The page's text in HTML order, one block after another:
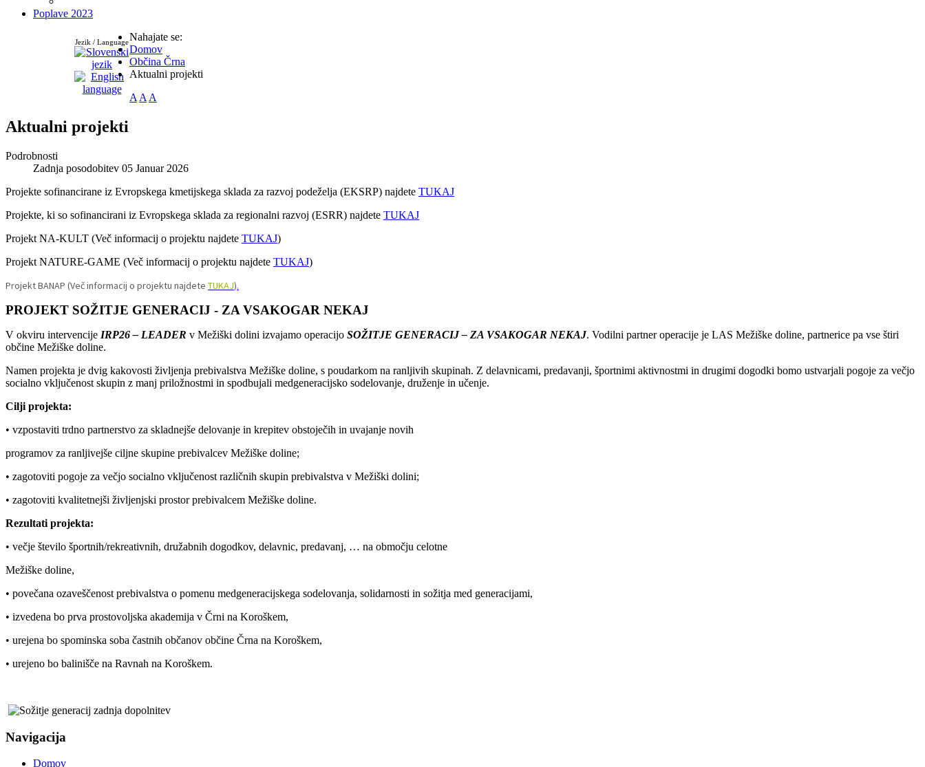
Poplave 2023
Jezik / LanguageNahajate se:
Domov
Občina Črna
Aktualni projekti
A A A
Aktualni projekti
Podrobnosti
Zadnja posodobitev 05 Januar 2026
Projekte sofinancirane iz Evropskega kmetijskega sklada za razvoj podeželja (EKSRP) najdete TUKAJ
Projekte, ki so sofinancirani iz Evropskega sklada za regionalni razvoj (ESRR) najdete TUKAJ
Projekt NA-KULT (Več informacij o projektu najdete TUKAJ)
Projekt NATURE-GAME (Več informacij o projektu najdete TUKAJ)
Projekt BANAP (Več informacij o projektu najdete TUKAJ).
PROJEKT SOŽITJE GENERACIJ - ZA VSAKOGAR NEKAJ
V okviru intervencije IRP26 – LEADER v Mežiški dolini izvajamo operacijo SOŽITJE GENERACIJ – ZA VSAKOGAR NEKAJ. Vodilni partner operacije je LAS Mežiške doline, partnerice pa vse štiri
občine Mežiške doline.
Namen projekta je dvig kakovosti življenja prebivalstva Mežiške doline, s poudarkom na ranljivih skupinah. Z delavnicami, predavanji, športnimi aktivnostmi in drugimi dogodki bomo ustvarjali pogoje za večjo
socialno vključenost skupin z manj priložnostmi in spodbujali medgeneracijsko sodelovanje, druženje in učenje.
Cilji projekta:
• vzpostaviti trdno partnerstvo za skladnejše delovanje in krepitev obstoječih in uvajanje novih
programov za ranljivejše ciljne skupine prebivalcev Mežiške doline;
• zagotoviti pogoje za večjo socialno vključenost različnih skupin prebivalstva v Mežiški dolini;
• zagotoviti kvalitetnejši življenjski prostor prebivalcem Mežiške doline.
Rezultati projekta:
• večje število športnih/rekreativnih, družabnih dogodkov, delavnic, predavanj, … na območju celotne
Mežiške doline,
• povečana ozaveščenost prebivalstva o pomenu medgeneracijskega sodelovanja, solidarnosti in sožitja med generacijami,
• izvedena bo prva prostovoljska akademija v Črni na Koroškem,
• urejena bo spominska soba častnih občanov občine Črna na Koroškem,
• urejeno bo balinišče na Ravnah na Koroškem.
Navigacija
Domov